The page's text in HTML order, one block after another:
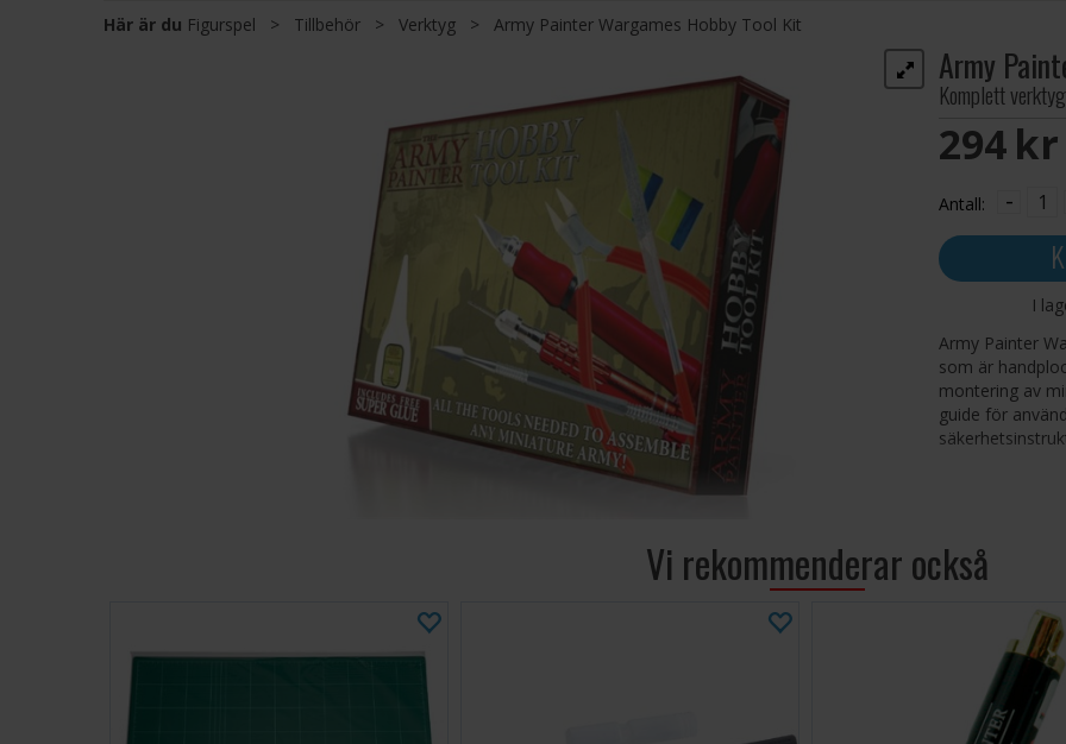
Här är du Figurspel > Tillbehör > Verktyg > Army Painter Wargames Hobby Tool Kit
Army
Komplett
294
Antall: -
I
Army Painter
som är
montering av
guide för
Grönt
Vi rekommenderar också